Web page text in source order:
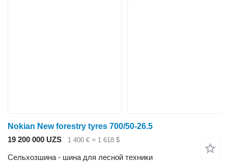
Nokian New forestry tyres 700/50-26.5
19 200 000 UZS
1 400 € ≈ 1 618 $
Сельхозшина - шина для лесной техники